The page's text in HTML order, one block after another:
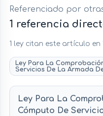
Referenciado por
1 referencia
1 ley citan este artículo
Ley Para La
Servicios De La Armada De
Ley Para La
Cómputo De